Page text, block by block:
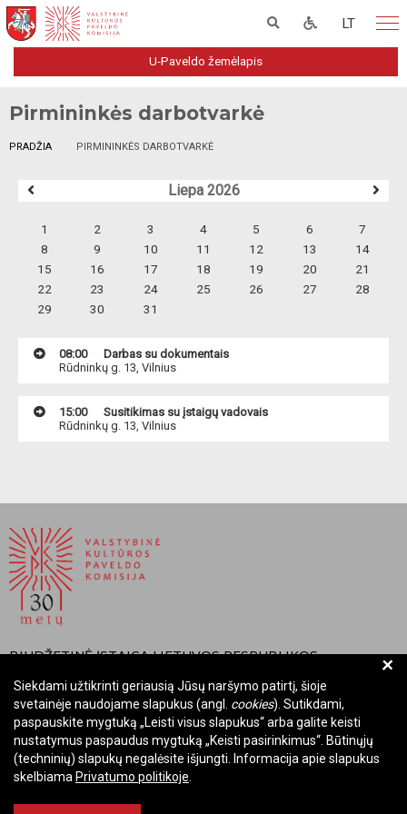
LT
U-Paveldo žemėlapis
Pirmininkės darbotvarkė
PRADŽIA PIRMININKĖS DARBOTVARKĖ
Liepa 2026
1 2 3 4 5 6
7
8
9 10 11 12 13
14
15
16 17 18 19 20
21
22
23 24 25 26 27
28
29
30 31
08:00
Darbas su dokumentais
Rūdninkų g. 13, Vilnius
15:00
Susitikimas su įstaigų vadovais
Rūdninkų g. 13, Vilnius
BIUDŽETINĖ ĮSTAIGA LIETUVOS RESPUBLIKOS
Įmonės kodas: Juridinių asmenų registre 288700520
Adresas: Rūdninkų g. 13, 01135 Vilnius
Telefonas: +370 699 13972
El. paštas: komisija@vkpk.lt
BENDRAUKIME
+
Siekdami užtikrinti geriausią Jūsų naršymo patirtį, šioje
svetainėje naudojame slapukus (angl. cookies). Sutikdami,
paspauskite mygtuką „Leisti visus slapukus“ arba galite keisti
nustatymus paspaudus mygtuką „Keisti pasirinkimus“. Būtinųjų
(techninių) slapukų negalėsite išjungti. Informacija apie slapukus
skelbiama Privatumo politikoje